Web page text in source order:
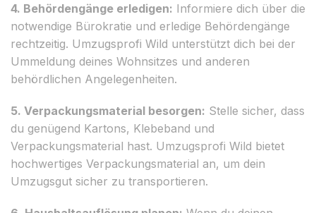
4. Behördengänge erledigen: Informiere dich über die
notwendige Bürokratie und erledige Behördengänge
rechtzeitig. Umzugsprofi Wild unterstützt dich bei der
Ummeldung deines Wohnsitzes und anderen
behördlichen Angelegenheiten.
5. Verpackungsmaterial besorgen: Stelle sicher, dass
du genügend Kartons, Klebeband und
Verpackungsmaterial hast. Umzugsprofi Wild bietet
hochwertiges Verpackungsmaterial an, um dein
Umzugsgut sicher zu transportieren.